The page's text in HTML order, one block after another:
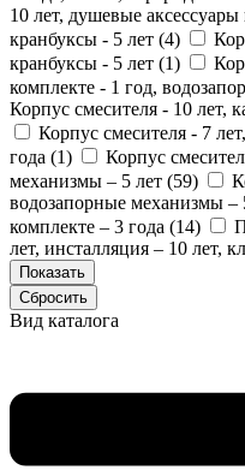
10 лет, душевые
кранбуксы - 5 лет (4)
кранбуксы - 5 лет (1)
комплекте - 1 год,
Корпус смесителя - 10 лет,
Корпус смесителя - 7
года (1)
Корпус
механизмы – 5 лет (59)
водозапорные механизмы –
комплекте – 3 года (14)
лет, инсталляция – 10 лет,
Вид каталога